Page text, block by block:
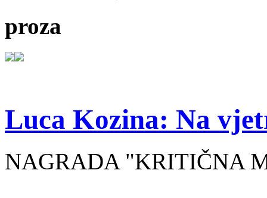
proza
Luca Kozina: Na
NAGRADA "KRITIČNA